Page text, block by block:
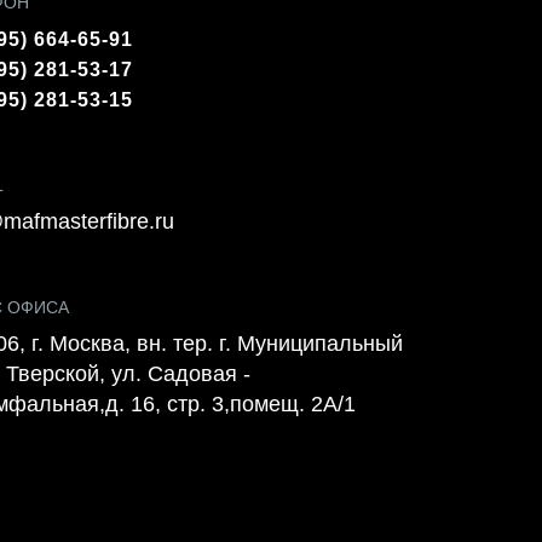
664-65-91
281-53-17
281-53-15
ОФИСА
г. Москва, вн. тер. г. Муниципальный
Тверской, ул. Садовая -
16, стр. 3,помещ. 2А/1